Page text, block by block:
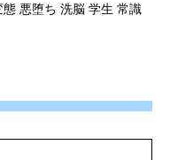
悪堕ち 洗脳 学生 常識